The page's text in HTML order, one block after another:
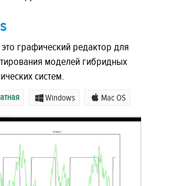
графический редактор для
моделей гибридных
систем.
Windows Mac OS